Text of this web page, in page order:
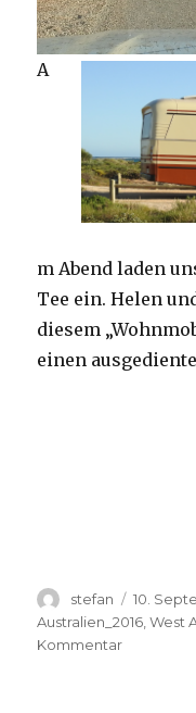
A
m Abend laden
Tee ein. Helen
diesem
einen
Autor
stefan
am
10.
Australien_2016 ,West
Kommentarzu